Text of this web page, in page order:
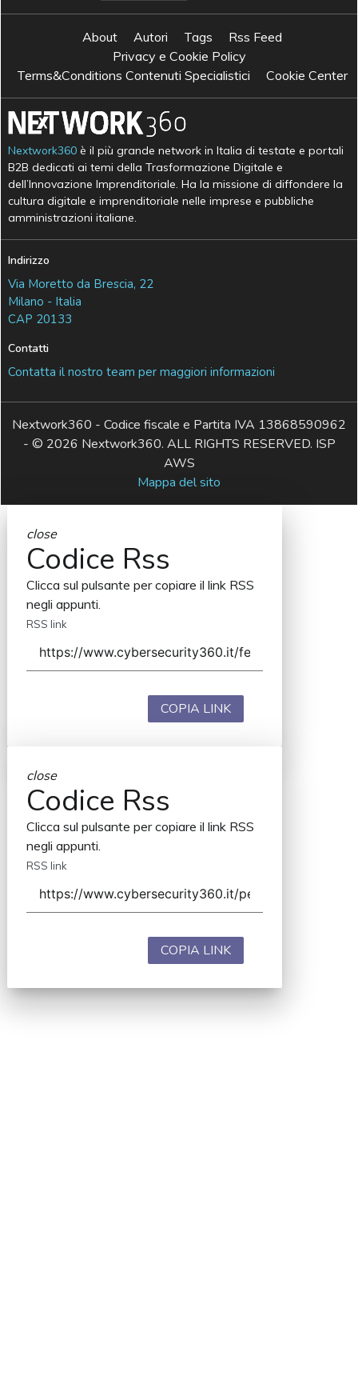
About Autori Tags
Rss Feed
Privacy e Cookie Policy
Terms&Conditions Contenuti Specialistici
Cookie Center
Nextwork360 è il più grande network in Italia di testate e portali
B2B dedicati ai temi della Trasformazione Digitale e
dell’Innovazione Imprenditoriale. Ha la missione di diffondere la
cultura digitale e imprenditoriale nelle imprese e pubbliche
amministrazioni italiane.
Indirizzo
Via Moretto da Brescia, 22
Milano - Italia
CAP 20133
Contatti
Contatta il nostro team per maggiori informazioni
Nextwork360 - Codice fiscale e Partita IVA 13868590962
- © 2026 Nextwork360. ALL RIGHTS RESERVED. ISP
AWS
Mappa del sito
close
Codice Rss
Clicca sul pulsante per copiare il link RSS
negli appunti.
RSS link
COPIA LINK
close
Codice Rss
Clicca sul pulsante per copiare il link RSS
negli appunti.
RSS link
COPIA LINK